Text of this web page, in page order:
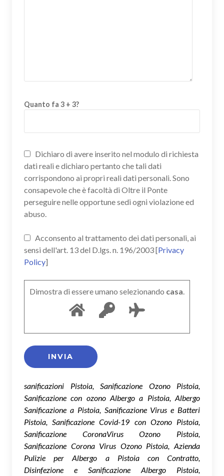
Quanto fa 3 + 3?
Dichiaro di avere inserito nel modulo di richiesta
dati reali e dichiaro pertanto che tali dati
corrispondono ai propri reali dati personali. Sono
consapevole che è facoltà di Oltre il Ponte
perseguire nelle opportune sedi ogni violazione ed
abuso.
Acconsento al trattamento dei dati personali, ai
sensi dell'art. 13 del D.lgs. n. 196/2003 [Privacy
Policy]
Dimostra di essere umano selezionando casa.
sanificazioni Pistoia, Sanificazione Ozono Pistoia,
Sanificazione con ozono Albergo a Pistoia, Albergo
Sanificazione a Pistoia, Sanificazione Virus e Batteri
Pistoia, Sanificazione Covid-19 con Ozono Pistoia,
Sanificazione CoronaVirus Ozono Pistoia,
Sanificazione Corona Virus Ozono Pistoia, Azienda
Pulizie per Albergo a Pistoia con Contratto,
Disinfezione e Sanificazione Albergo Pistoia,